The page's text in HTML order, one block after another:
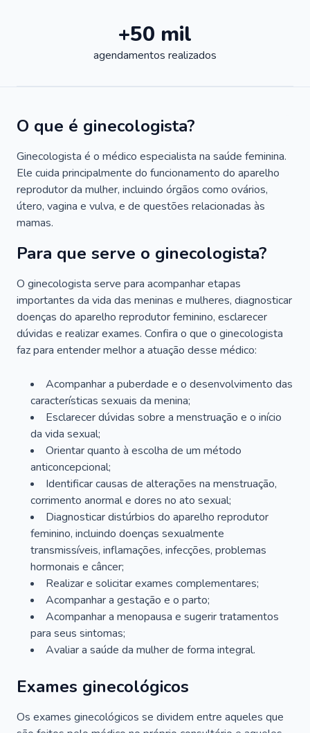
+50 mil
agendamentos realizados
O que é ginecologista?
Ginecologista é o médico especialista na saúde feminina.
Ele cuida principalmente do funcionamento do aparelho
reprodutor da mulher, incluindo órgãos como ovários,
útero, vagina e vulva, e de questões relacionadas às
mamas.
Para que serve o ginecologista?
O ginecologista serve para acompanhar etapas
importantes da vida das meninas e mulheres, diagnosticar
doenças do aparelho reprodutor feminino, esclarecer
dúvidas e realizar exames. Confira o que o ginecologista
faz para entender melhor a atuação desse médico:
Acompanhar a puberdade e o desenvolvimento das
características sexuais da menina;
Esclarecer dúvidas sobre a menstruação e o início
da vida sexual;
Orientar quanto à escolha de um método
anticoncepcional;
Identificar causas de alterações na menstruação,
corrimento anormal e dores no ato sexual;
Diagnosticar distúrbios do aparelho reprodutor
feminino, incluindo doenças sexualmente
transmissíveis, inflamações, infecções, problemas
hormonais e câncer;
Realizar e solicitar exames complementares;
Acompanhar a gestação e o parto;
Acompanhar a menopausa e sugerir tratamentos
para seus sintomas;
Avaliar a saúde da mulher de forma integral.
Exames ginecológicos
Os exames ginecológicos se dividem entre aqueles que